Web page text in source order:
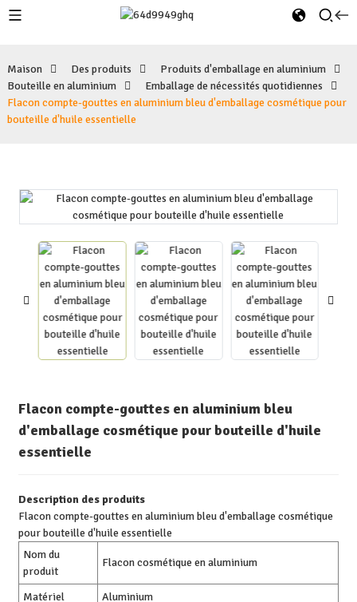
Maison Des produits
Produits d'emballage en aluminium
Bouteille en aluminium
Emballage de nécessités quotidiennes
Flacon compte-gouttes en aluminium bleu d'emballage cosmétique pour
bouteille d'huile essentielle
Flacon compte-gouttes en aluminium bleu
d'emballage cosmétique pour bouteille d'huile
essentielle
Description des produits
Flacon compte-gouttes en aluminium bleu d'emballage cosmétique
pour bouteille d'huile essentielle
Nom du
produit
Flacon cosmétique en aluminium
Matériel
Aluminium